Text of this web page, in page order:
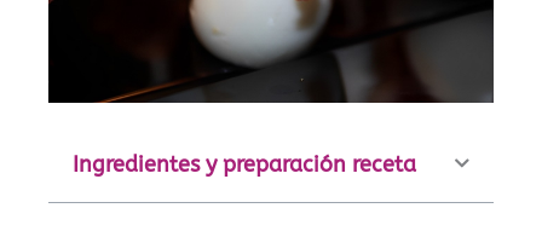
Ingredientes y preparación receta